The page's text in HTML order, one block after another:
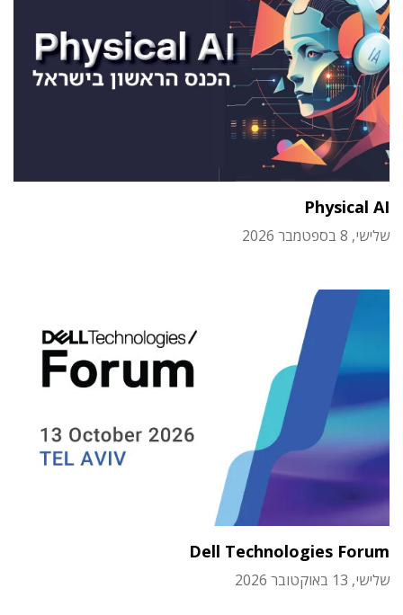
Physical AI
שלישי, 8 בספטמבר 2026
Dell Technologies Forum
שלישי, 13 באוקטובר 2026